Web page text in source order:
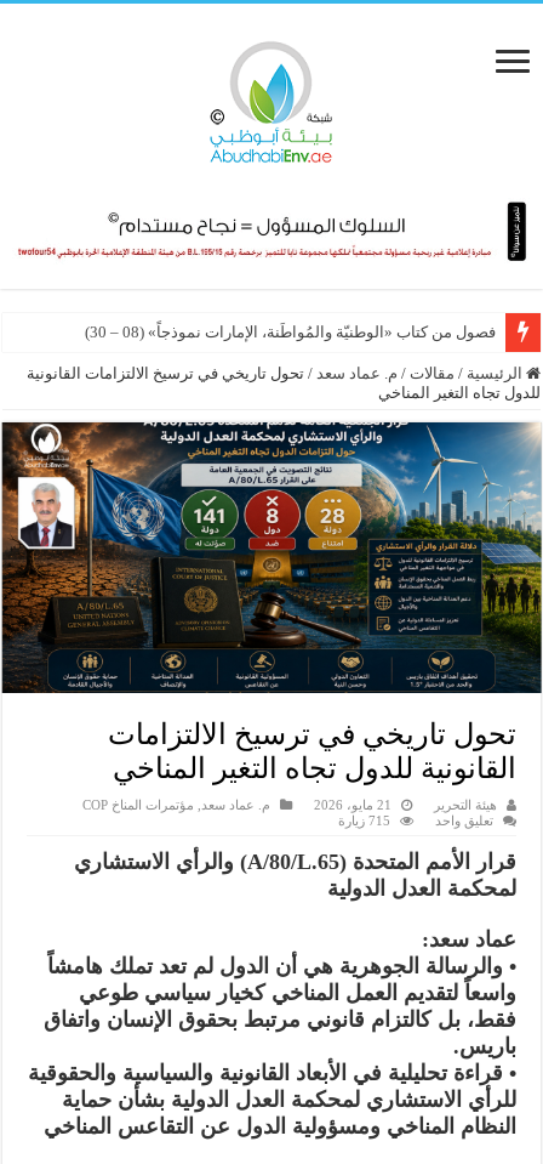
فصول من كتاب «الوطنيّة والمُواطَنة، الإمارات نموذجاً» (08 – 30)
الرئيسية / مقالات / م. عماد سعد / تحول تاريخي في ترسيخ الالتزامات القانونية
للدول تجاه التغير المناخي
تحول تاريخي في ترسيخ الالتزامات
القانونية للدول تجاه التغير المناخي
هيئة التحرير 21 مايو، 2026 م. عماد سعد
مؤتمرات المناخ COP
تعليق واحد
715 زيارة
قرار الأمم المتحدة (A/80/L.65) والرأي الاستشاري
لمحكمة العدل الدولية
عماد سعد:
• والرسالة الجوهرية هي أن الدول لم تعد تملك هامشاً
واسعاً لتقديم العمل المناخي كخيار سياسي طوعي
فقط، بل كالتزام قانوني مرتبط بحقوق الإنسان واتفاق
باريس.
• قراءة تحليلية في الأبعاد القانونية والسياسية والحقوقية
للرأي الاستشاري لمحكمة العدل الدولية بشأن حماية
النظام المناخي ومسؤولية الدول عن التقاعس المناخي